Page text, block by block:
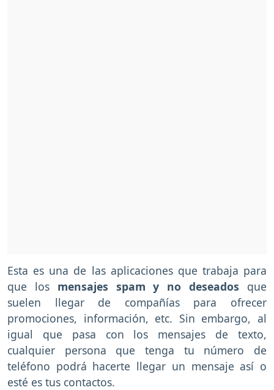
Esta es una de las aplicaciones que trabaja para
que los mensajes spam y no deseados que
suelen llegar de compañías para ofrecer
promociones, información, etc. Sin embargo, al
igual que pasa con los mensajes de texto,
cualquier persona que tenga tu número de
teléfono podrá hacerte llegar un mensaje así o
esté es tus contactos.